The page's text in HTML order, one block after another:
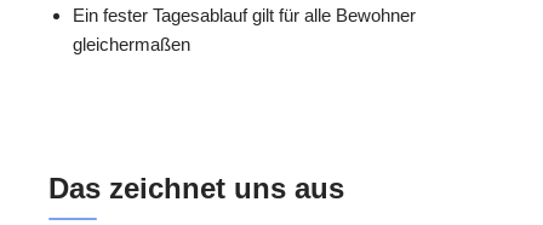
Ein fester Tagesablauf gilt für alle Bewohner
gleichermaßen
Das zeichnet uns aus